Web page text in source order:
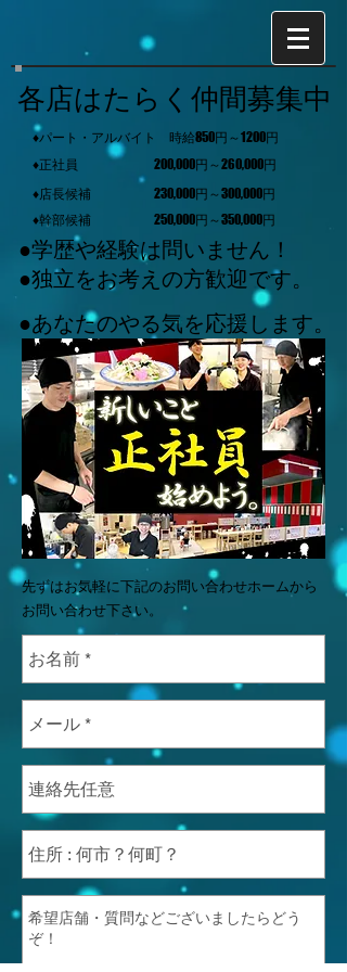
各店はたらく仲間募集中
♦パート・アルバイト 時給850円～1200円
♦正社員 200,000円～260,000円
♦店長候補 230,000円～300,000円
♦幹部候補 250,000円～350,000円
●学歴や経験は問いません！
●独立をお考えの方歓迎です。
先ずはお気軽に下記のお問い合わせホームから
お問い合わせ下さい。
●あなたのやる気を応援します。